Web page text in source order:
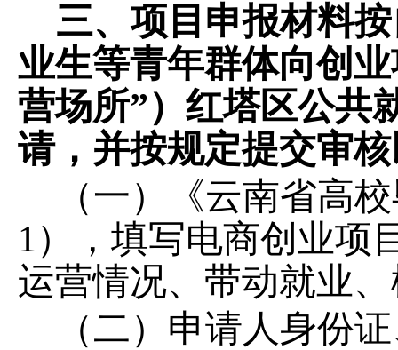
三、项目申报材料
业生等青年群体向创
营场所”）红塔区公共
请，并按规定提交审
（一）《云南省高
1），填写电商创业项
运营情况、带动就业
（二）申请人身份